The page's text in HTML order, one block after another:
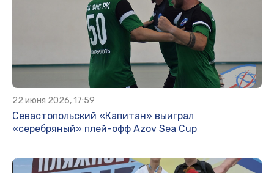
22 июня 2026, 17:59
Севастопольский «Капитан» выиграл
«серебряный» плей-офф Azov Sea Cup